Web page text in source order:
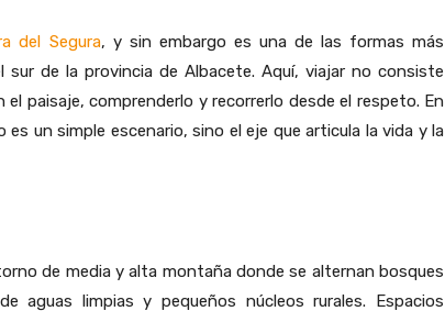
del Segura, y sin embargo es una de las formas más
de la provincia de Albacete. Aquí, viajar no consiste
paisaje, comprenderlo y recorrerlo desde el respeto. En
un simple escenario, sino el eje que articula la vida y la
de media y alta montaña donde se alternan bosques
aguas limpias y pequeños núcleos rurales. Espacios